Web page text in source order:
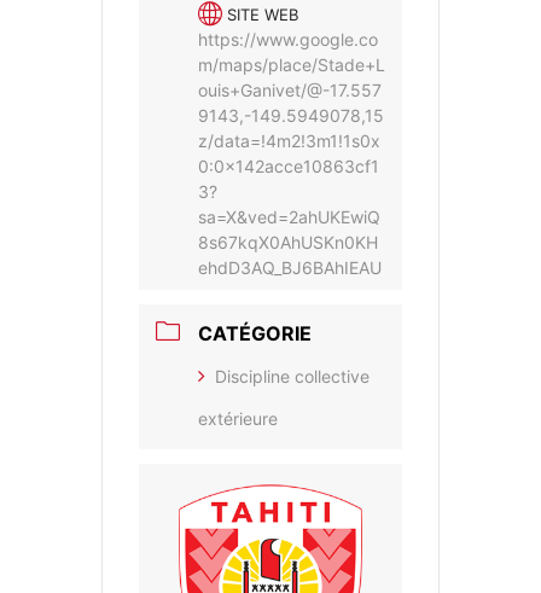
SITE WEB
https://www.google.co
m/maps/place/Stade+L
ouis+Ganivet/@-17.557
9143,-149.5949078,15
z/data=!4m2!3m1!1s0x
0:0x142acce10863cf1
3?
sa=X&ved=2ahUKEwiQ
8s67kqX0AhUSKn0KH
ehdD3AQ_BJ6BAhIEAU
CATÉGORIE
Discipline collective
extérieure